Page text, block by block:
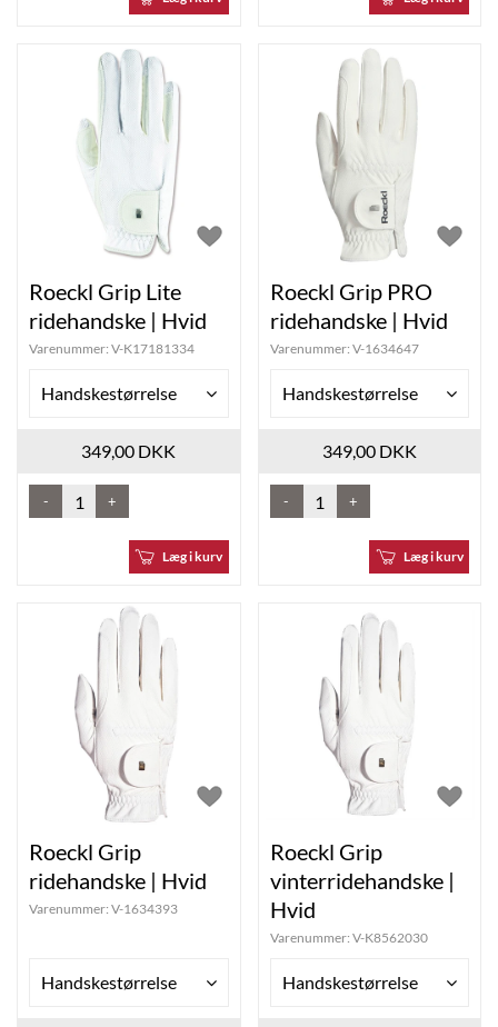
Roeckl Grip Lite
ridehandske | Hvid
Varenummer: V-K17181334
Handskestørrelse
349,00 DKK
- +
Læg i kurv
Roeckl Grip PRO
ridehandske | Hvid
Varenummer: V-1634647
Handskestørrelse
349,00 DKK
- +
Læg i kurv
Roeckl Grip
ridehandske | Hvid
Varenummer: V-1634393
Handskestørrelse
Roeckl Grip
vinterridehandske |
Hvid
Varenummer: V-K8562030
Handskestørrelse